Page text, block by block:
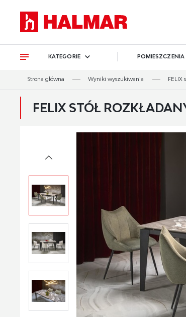
KATEGORIE POMIESZCZENIA
Strona główna Wyniki wyszukiwania FELIX
FELIX STÓŁ